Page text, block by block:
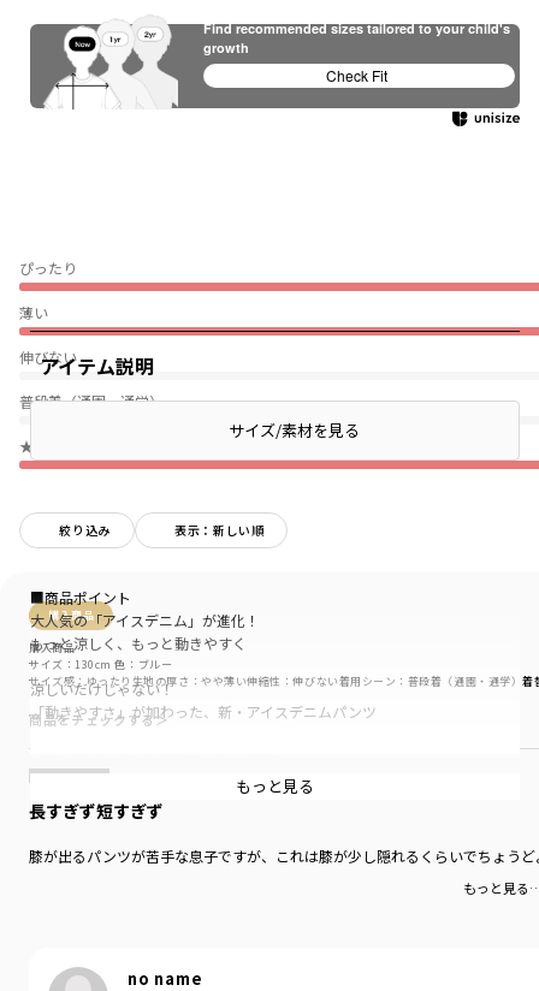
ぴったり
薄い
伸びない
普段着（通園・通学）
★
絞り込み 表示：新しい順
購入商品
購入商品
サイズ感 ：ゆったり 生地の厚さ ：やや薄い伸縮性 ：伸びない着用シーン ：普段着（通園・通学）着
サイズ：130cm 色：ブルー
商品をチェックする＞
長すぎず短すぎず
膝が出るパンツが苦手な息子ですが、これは膝が少し隠れるくらいでちょう
もっと見る
no name
アイテム説明
サイズ/素材を見る
■商品ポイント
大人気の「アイスデニム」が進化！
もっと涼しく、もっと動きやすく
涼しいだけじゃない！
「動きやすさ」が加わった、新・アイスデニムパンツ
もう少しゆったり履かせたい」そんな声にお応えして、
パターンをゼロから見直しました
ウエストやヒップ周りにゆとりを持たせ、
どれも丈夫な生地で、ヘビロテ必至です
もっと見る
Find recommended sizes tailored to your child's
growth
Check Fit